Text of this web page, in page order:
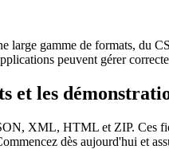
gamme de formats, du
peuvent gérer
et les
XML, HTML et ZIP. Ces
dès aujourd'hui et